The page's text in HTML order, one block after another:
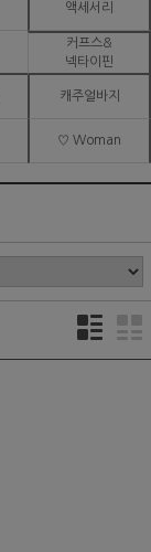
액세서리
커프스&
넥타이핀
캐주얼바지
♡ Woman